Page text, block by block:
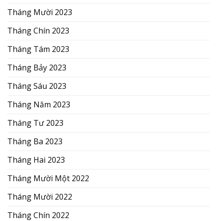
Tháng Mười 2023
Tháng Chín 2023
Tháng Tám 2023
Tháng Bảy 2023
Tháng Sáu 2023
Tháng Năm 2023
Tháng Tư 2023
Tháng Ba 2023
Tháng Hai 2023
Tháng Mười Một 2022
Tháng Mười 2022
Tháng Chín 2022